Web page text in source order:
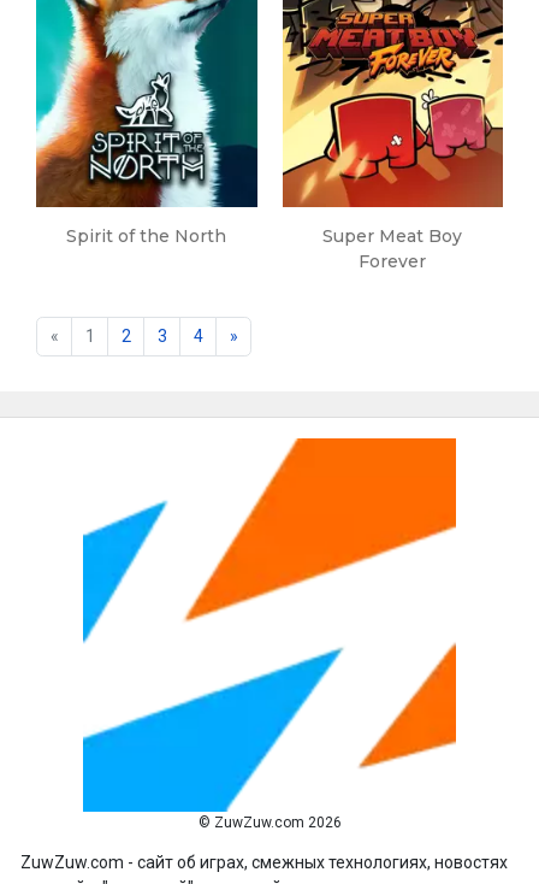
Spirit of the North
Super Meat Boy
Forever
« 1 2 3 4 »
© ZuwZuw.com 2026
ZuwZuw.com - сайт об играх, смежных технологиях, новостях